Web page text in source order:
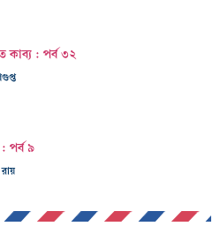
কাব্য : পর্ব ৩২
পর্ব ৯